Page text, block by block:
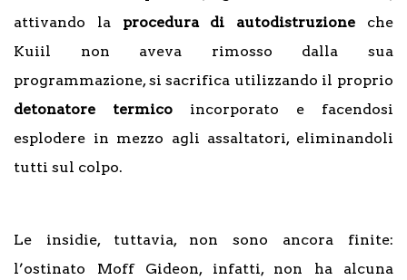
attivando la procedura di autodistruzione che
Kuiil non aveva rimosso dalla sua
programmazione, si sacrifica utilizzando il proprio
detonatore termico incorporato e facendosi
esplodere in mezzo agli assaltatori, eliminandoli
tutti sul colpo.
Le insidie, tuttavia, non sono ancora finite:
l’ostinato Moff Gideon, infatti, non ha alcuna